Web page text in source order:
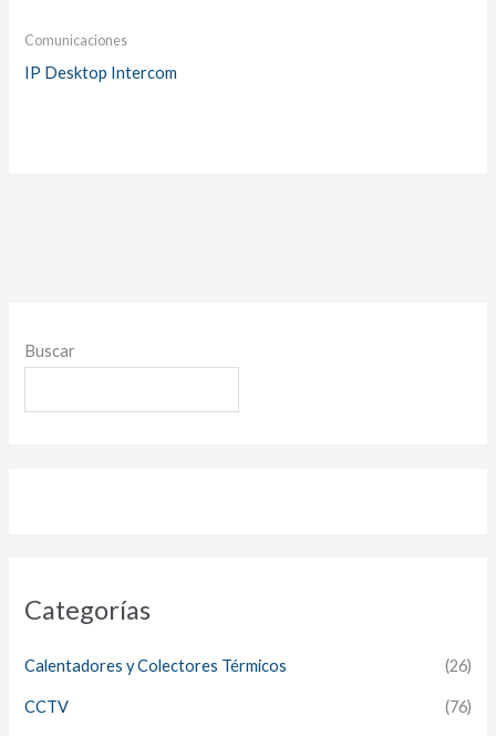
Buscar
Categorías
Calentadores y Colectores Térmicos (26)
CCTV (76)
Comunicaciones
IP Desktop Intercom